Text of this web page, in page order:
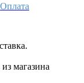
Оплата
магазина